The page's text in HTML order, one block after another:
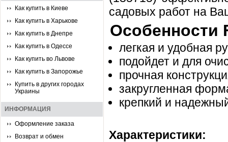
Как купить в Киеве
Как купить в Харькове
Как купить в Днепре
Как купить в Одессе
Как купить во Львове
Как купить в Запорожье
Купить в других городах
Украины
ИНФОРМАЦИЯ
Оформление заказа
Возврат и обмен
садовых работ на
Особенности
легкая и удобная
подойдет и для
прочная
закругленная
крепкий и
Характеристики: